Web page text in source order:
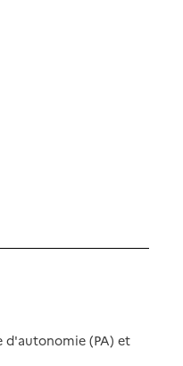
d'autonomie (PA) et